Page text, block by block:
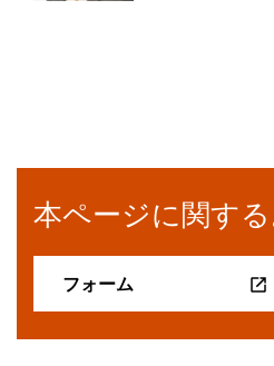
本ページに関す
フォーム